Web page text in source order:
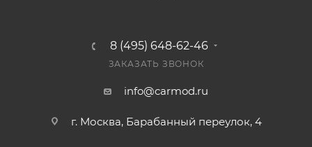
8 (495) 648-62-46
ЗАКАЗАТЬ ЗВОНОК
info@carmod.ru
г. Москва, Барабанный переулок, 4